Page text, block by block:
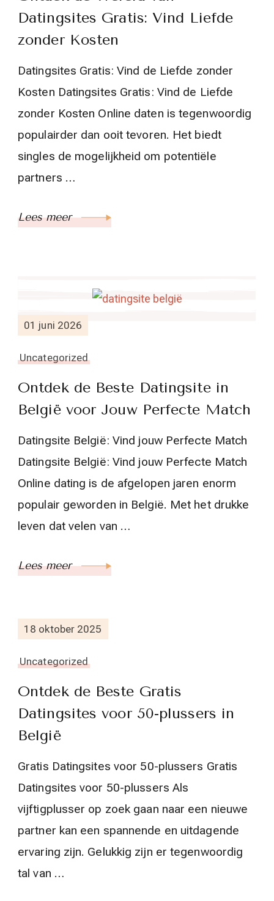
Datingsites Gratis: Vind Liefde
zonder Kosten
Datingsites Gratis: Vind de Liefde zonder
Kosten Datingsites Gratis: Vind de Liefde
zonder Kosten Online daten is tegenwoordig
populairder dan ooit tevoren. Het biedt
singles de mogelijkheid om potentiële
partners …
Lees meer
01 juni 2026
Uncategorized
Ontdek de Beste Datingsite in
België voor Jouw Perfecte Match
Datingsite België: Vind jouw Perfecte Match
Datingsite België: Vind jouw Perfecte Match
Online dating is de afgelopen jaren enorm
populair geworden in België. Met het drukke
leven dat velen van …
Lees meer
18 oktober 2025
Uncategorized
Ontdek de Beste Gratis
Datingsites voor 50-plussers in
België
Gratis Datingsites voor 50-plussers Gratis
Datingsites voor 50-plussers Als
vijftigplusser op zoek gaan naar een nieuwe
partner kan een spannende en uitdagende
ervaring zijn. Gelukkig zijn er tegenwoordig
tal van …